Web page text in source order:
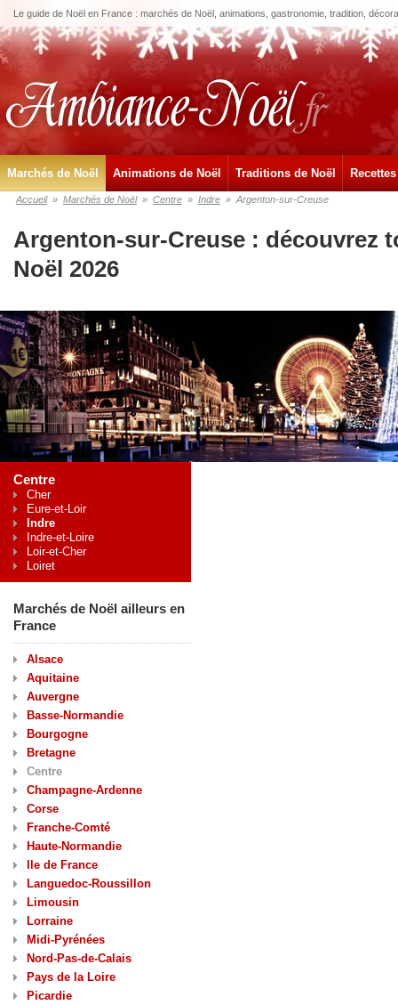
Le guide de Noël en France : marchés de Noël, animations, gastronomie, tradition,
Marchés de Noël Animations de Noël Traditions de Noël
Accueil » Marchés de Noël » Centre » Indre » Argenton-sur-Creuse
Argenton-sur-Creuse : découvrez
Noël 2026
Centre
Cher
Eure-et-Loir
Indre
Indre-et-Loire
Loir-et-Cher
Loiret
Marchés de Noël ailleurs en
France
Alsace
Aquitaine
Auvergne
Basse-Normandie
Bourgogne
Bretagne
Centre
Champagne-Ardenne
Corse
Franche-Comté
Haute-Normandie
Ile de France
Languedoc-Roussillon
Limousin
Lorraine
Midi-Pyrénées
Nord-Pas-de-Calais
Pays de la Loire
Picardie